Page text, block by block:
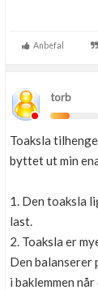
Anbefal
torb
Toaksla
byttet ut min
1. Den toaksla
last.
2. Toaksla er
Den balanserer
i baklemmen